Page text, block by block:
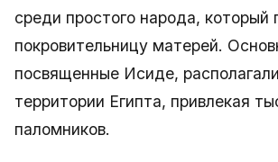
среди простого народа, который
покровительницу матерей.
посвященные Исиде,
территории Египта, привлекая
паломников.